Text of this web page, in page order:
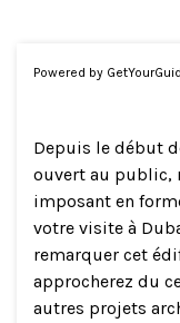
Powered by
Depuis le début
ouvert au public,
imposant en
votre visite à
remarquer cet
approcherez du
autres projets